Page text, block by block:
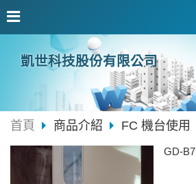
凱世科技股份有限公司
首頁 商品介紹 FC 機台使用
GD-B7